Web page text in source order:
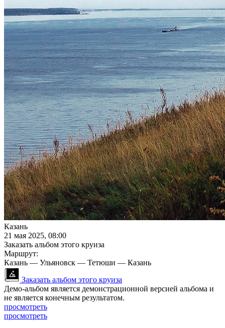
Казань
21 мая 2025, 08:00
Заказать альбом этого круиза
Маршрут:
Казань — Ульяновск — Тетюши — Казань
Заказать альбом этого круиза
Демо-альбом является демонстрационной версией альбома и
не является конечным результатом.
просмотреть
просмотреть